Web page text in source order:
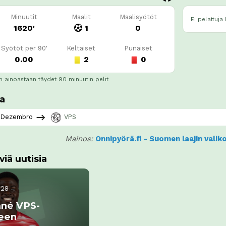
Minuutit
1620'
Maalit
1
Maalisyötöt
0
Syötöt per 90'
0.00
Keltaiset
2
Punaiset
0
ainoastaan täydet 90 minuutin pelit
Ei pelattuja
VPS
Mainos: Onnipyörä.fi - Suomen laajin
uutisia
VPS-